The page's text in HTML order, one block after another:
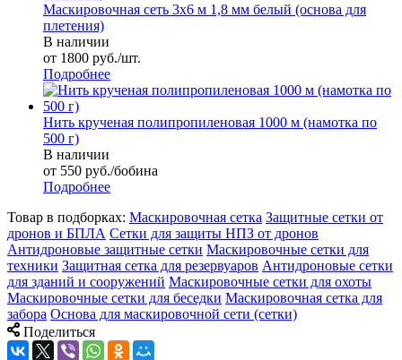
Маскировочная сеть 3х6 м 1,8 мм белый (основа для
плетения)
В наличии
от 1800 руб./шт.
Подробнее
Нить крученая полипропиленовая 1000 м (намотка по
500 г)
В наличии
от 550 руб./бобина
Подробнее
Товар в подборках: Маскировочная сетка Защитные сетки от
дронов и БПЛА Сетки для защиты НПЗ от дронов
Антидроновые защитные сетки Маскировочные сетки для
техники Защитная сетка для резервуаров Антидроновые сетки
для зданий и сооружений Маскировочные сетки для охоты
Маскировочные сетки для беседки Маскировочная сетка для
забора Основа для маскировочной сети (сетки)
Поделиться